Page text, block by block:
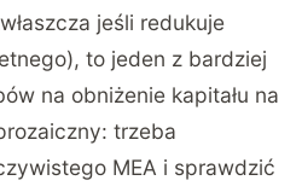
jeśli redukuje
to jeden z bardziej
na obniżenie kapitału na
trzeba
MEA i sprawdzić